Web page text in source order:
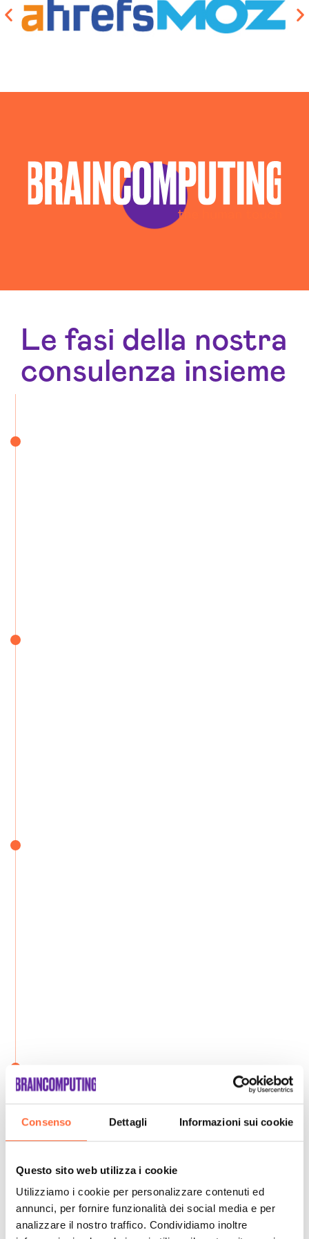
Consenso Dettagli Informazioni sui cookie
Questo sito web utilizza i cookie
Utilizziamo i cookie per personalizzare contenuti ed
annunci, per fornire funzionalità dei social media e per
analizzare il nostro traffico. Condividiamo inoltre
Le fasi della nostra
consulenza insieme